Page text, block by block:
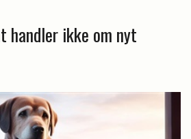
handler ikke om nyt